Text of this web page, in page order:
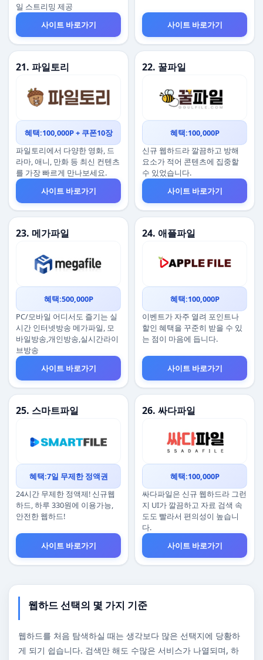
일 스트리밍 제공
사이트 바로가기
사이트 바로가기
21. 파일토리
혜택:100,000P + 쿠폰10장
파일토리에서 다양한 영화, 드
라마, 애니, 만화 등 최신 컨텐츠
를 가장 빠르게 만나보세요.
사이트 바로가기
22. 꿀파일
혜택:100,000P
신규 웹하드라 깔끔하고 방해
요소가 적어 콘텐츠에 집중할
수 있었습니다.
사이트 바로가기
23. 메가파일
혜택:500,000P
PC/모바일 어디서도 즐기는 실
시간 인터넷방송 메가파일, 모
바일방송,개인방송,실시간라이
브방송
사이트 바로가기
24. 애플파일
혜택:100,000P
이벤트가 자주 열려 포인트나
할인 혜택을 꾸준히 받을 수 있
는 점이 마음에 듭니다.
사이트 바로가기
25. 스마트파일
혜택:7일 무제한 정액권
24시간 무제한 정액제! 신규웹
하드, 하루 330원에 이용가능,
안전한 웹하드!
사이트 바로가기
26. 싸다파일
혜택:100,000P
싸다파일은 신규 웹하드라 그런
지 UI가 깔끔하고 자료 검색 속
도도 빨라서 편의성이 높습니
다.
사이트 바로가기
웹하드 선택의 몇 가지 기준
웹하드를 처음 탐색하실 때는 생각보다 많은 선택지에 당황하
게 되기 쉽습니다. 검색만 해도 수많은 서비스가 나열되며, 하